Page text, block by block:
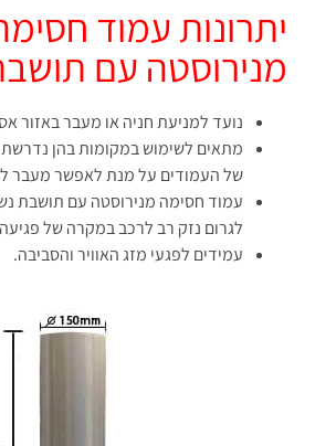
יתרונות עמוד
מנירוסטה עם
נועד למניעת חניה או מעבר באזור
מתאים לשימוש במקומות בהן
של העמודים על מנת לאפשר מעבר
עמוד חסימה מנירוסטה עם תושבת
לגרום נזק רב לרכב במקרה של
עמידים לפגעי מזג האוויר והסביבה.